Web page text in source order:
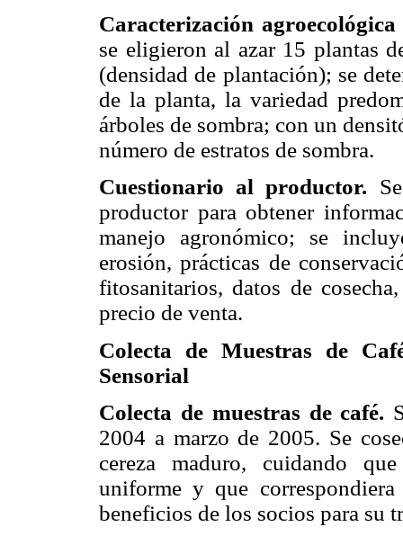
Caracterización
se eligieron al azar 15 plantas
(densidad de plantación); se
de la planta, la variedad
árboles de sombra; con un
número de estratos de sombra.
Cuestionario al productor.
productor para obtener
manejo agronómico; se
erosión, prácticas de
fitosanitarios, datos de
precio de venta.
Colecta de Muestras de
Sensorial
Colecta de muestras de café.
2004 a marzo de 2005. Se
cereza maduro, cuidando
uniforme y que
beneficios de los socios para su